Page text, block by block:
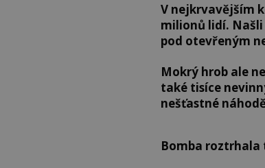
V nejkrvavějším
milionů lidí. Našli
pod otevřeným
Mokrý hrob ale
také tisíce
nešťastné
Bomba roztrhala